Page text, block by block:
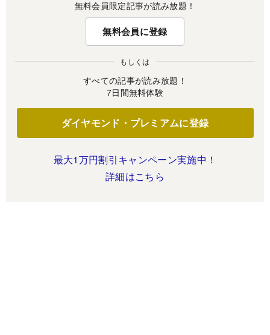
無料会員限定記事が読み放題！
無料会員に登録
もしくは
すべての記事が読み放題！
7日間無料体験
ダイヤモンド・プレミアムに登録
最大1万円割引キャンペーン実施中！
詳細はこちら